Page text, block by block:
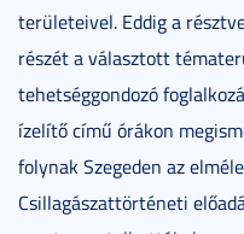
területeivel. Eddig a
részét a választott
tehetséggondozó
ízelítő című órákon
folynak Szegeden az
Csillagászattörténeti